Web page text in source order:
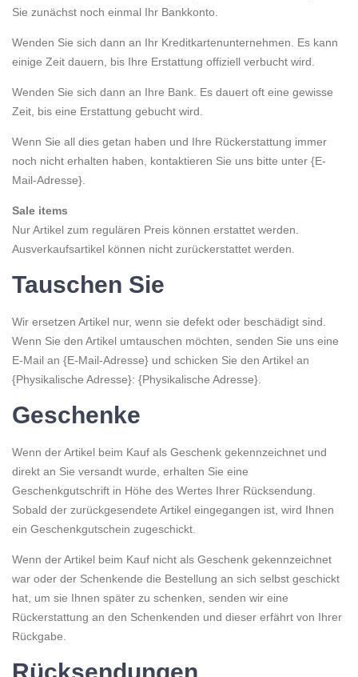
Sie zunächst noch einmal Ihr Bankkonto.
Wenden Sie sich dann an Ihr Kreditkartenunternehmen. Es kann
einige Zeit dauern, bis Ihre Erstattung offiziell verbucht wird.
Wenden Sie sich dann an Ihre Bank. Es dauert oft eine gewisse
Zeit, bis eine Erstattung gebucht wird.
Wenn Sie all dies getan haben und Ihre Rückerstattung immer
noch nicht erhalten haben, kontaktieren Sie uns bitte unter {E-
Mail-Adresse}.
Sale items
Nur Artikel zum regulären Preis können erstattet werden.
Ausverkaufsartikel können nicht zurückerstattet werden.
Tauschen Sie
Wir ersetzen Artikel nur, wenn sie defekt oder beschädigt sind.
Wenn Sie den Artikel umtauschen möchten, senden Sie uns eine
E-Mail an {E-Mail-Adresse} und schicken Sie den Artikel an
{Physikalische Adresse}: {Physikalische Adresse}.
Geschenke
Wenn der Artikel beim Kauf als Geschenk gekennzeichnet und
direkt an Sie versandt wurde, erhalten Sie eine
Geschenkgutschrift in Höhe des Wertes Ihrer Rücksendung.
Sobald der zurückgesendete Artikel eingegangen ist, wird Ihnen
ein Geschenkgutschein zugeschickt.
Wenn der Artikel beim Kauf nicht als Geschenk gekennzeichnet
war oder der Schenkende die Bestellung an sich selbst geschickt
hat, um sie Ihnen später zu schenken, senden wir eine
Rückerstattung an den Schenkenden und dieser erfährt von Ihrer
Rückgabe.